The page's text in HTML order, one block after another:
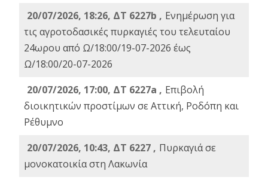
20/07/2026, 18:26, ΔΤ 6227b , Ενημέρωση για
τις αγροτοδασικές πυρκαγιές του τελευταίου
24ωρου από Ω/18:00/19-07-2026 έως
Ω/18:00/20-07-2026
20/07/2026, 17:00, ΔΤ 6227a , Επιβολή
διοικητικών προστίμων σε Αττική, Ροδόπη και
Ρέθυμνο
20/07/2026, 10:43, ΔΤ 6227 , Πυρκαγιά σε
μονοκατοικία στη Λακωνία